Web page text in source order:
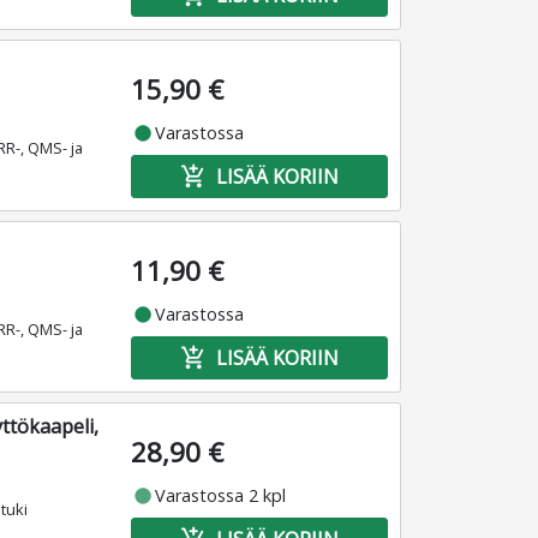
, QMS- ja
15,90 €
fiber_manual_recordVarastossa
add_shopping_cart LISÄÄ KORIIN
, QMS- ja
11,90 €
fiber_manual_recordVarastossa
add_shopping_cart LISÄÄ KORIIN
28,90 €
fiber_manual_recordVarastossa 2 kpl